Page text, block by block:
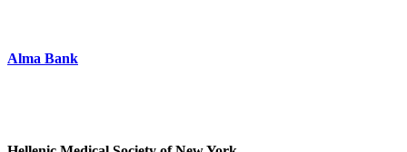
Alma Bank